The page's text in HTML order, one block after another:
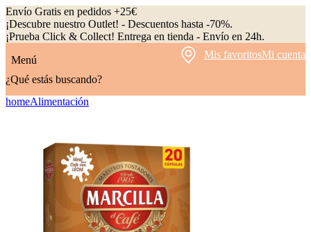
Envío Gratis en pedidos +25€
¡Descubre nuestro Outlet! - Descuentos hasta -70%.
¡Prueba Click & Collect! Entrega en tienda - Envío en 24h.
Menú
Mis favoritosMi cuenta
¿Qué estás buscando?
homeAlimentación